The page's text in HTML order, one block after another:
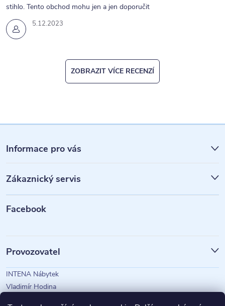
5.12.2023
stihlo. Tento obchod mohu jen a jen doporučit
ZOBRAZIT VÍCE RECENZÍ
á
p
a
Informace pro vás
Zákaznický servis
Facebook
Provozovatel
INTENA Nábytek
Vladimír Hodina